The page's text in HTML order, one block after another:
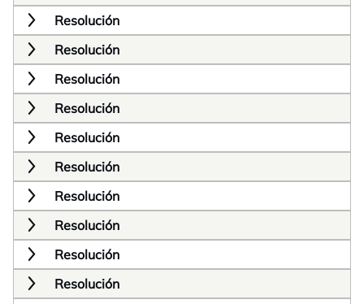
Resolución
Resolución
Resolución
Resolución
Resolución
Resolución
Resolución
Resolución
Resolución
Resolución